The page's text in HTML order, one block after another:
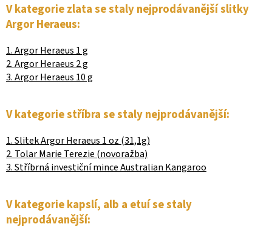
V kategorie zlata se staly nejprodávanější slitky
Argor Heraeus:
1. Argor Heraeus 1 g
2. Argor Heraeus 2 g
3. Argor Heraeus 10 g
V kategorie stříbra se staly nejprodávanější:
1. Slitek Argor Heraeus 1 oz (31,1g)
2. Tolar Marie Terezie (novoražba)
3. Stříbrná investiční mince Australian Kangaroo
V kategorie kapslí, alb a etuí se staly
nejprodávanější: